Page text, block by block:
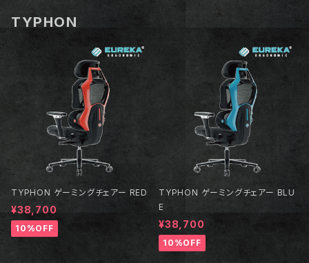
TYPHON
TYPHON ゲーミングチェアー RED
¥38,700
10%OFF
TYPHON ゲーミングチェアー BLU
E
¥38,700
10%OFF